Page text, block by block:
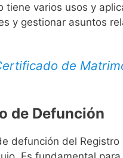
tiene varios usos y
y gestionar asuntos
de
de Defunción
defunción del